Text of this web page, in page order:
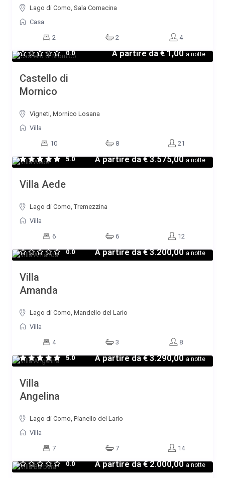
Lago di Como, Sala Comacina
Casa
2 2 4
A partire da€ 1,00a notte
0.0
Castello di
Mornico
Vigneti, Mornico Losana
Villa
10 8 21
A partire da€ 3.575,00a notte
5.0
Villa Aede
Lago di Como, Tremezzina
Villa
6 6 12
A partire da€ 3.200,00a notte
0.0
Villa
Amanda
Lago di Como, Mandello del Lario
Villa
4 3 8
A partire da€ 3.290,00a notte
5.0
Villa
Angelina
Lago di Como, Pianello del Lario
Villa
7 7 14
A partire da€ 2.000,00a notte
0.0